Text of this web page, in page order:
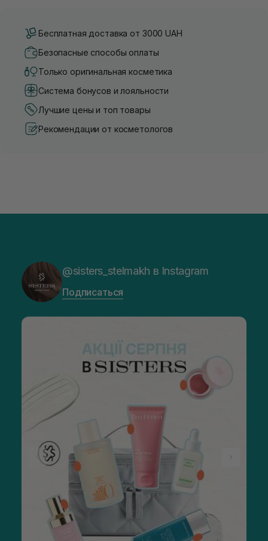
Бесплатная доставка от 3000 UAH
Безопасные способы оплаты
Только оригинальная косметика
Система бонусов и лояльности
Лучшие цены и топ товары
Рекомендации от косметологов
@sisters_stelmakh в Instagram
Подписаться